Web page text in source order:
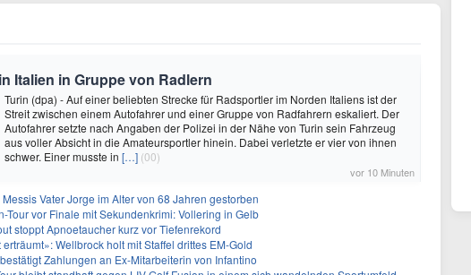
Italien in Gruppe von Radlern
Turin (dpa) - Auf einer beliebten Strecke für Radsportler im Norden Italiens ist der
Streit zwischen einem Autofahrer und einer Gruppe von Radfahrern eskaliert. Der
Autofahrer setzte nach Angaben der Polizei in der Nähe von Turin sein Fahrzeug
aus voller Absicht in die Amateursportler hinein. Dabei verletzte er vier von ihnen
schwer. Einer musste in […] (00)
vor 10 Minuten
Vater Jorge im Alter von 68 Jahren gestorben
Tour vor Finale mit Sekundenkrimi: Vollering in Gelb
stoppt Apnoetaucher kurz vor Tiefenrekord
erträumt»: Wellbrock holt mit Staffel drittes EM-Gold
Zahlungen an Ex-Mitarbeiterin von Infantino